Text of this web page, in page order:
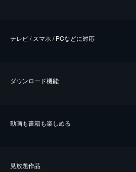
テレビ / スマホ / PCなどに対応
ダウンロード機能
動画も書籍も楽しめる
⾒放題作品